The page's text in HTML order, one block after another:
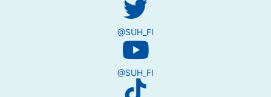
@SUH_FI
@SUH_FI